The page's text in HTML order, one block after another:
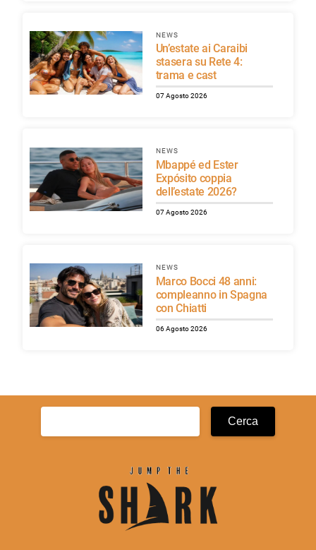
NEWS
Un’estate ai Caraibi
stasera su Rete 4:
trama e cast
07 Agosto 2026
NEWS
Mbappé ed Ester
Expósito coppia
dell’estate 2026?
07 Agosto 2026
NEWS
Marco Bocci 48 anni:
compleanno in Spagna
con Chiatti
06 Agosto 2026
Ricerca